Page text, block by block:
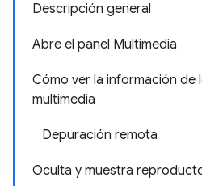
Descripción general
Abre el panel Multimedia
Cómo ver la información
multimedia
Depuración remota
Oculta y muestra